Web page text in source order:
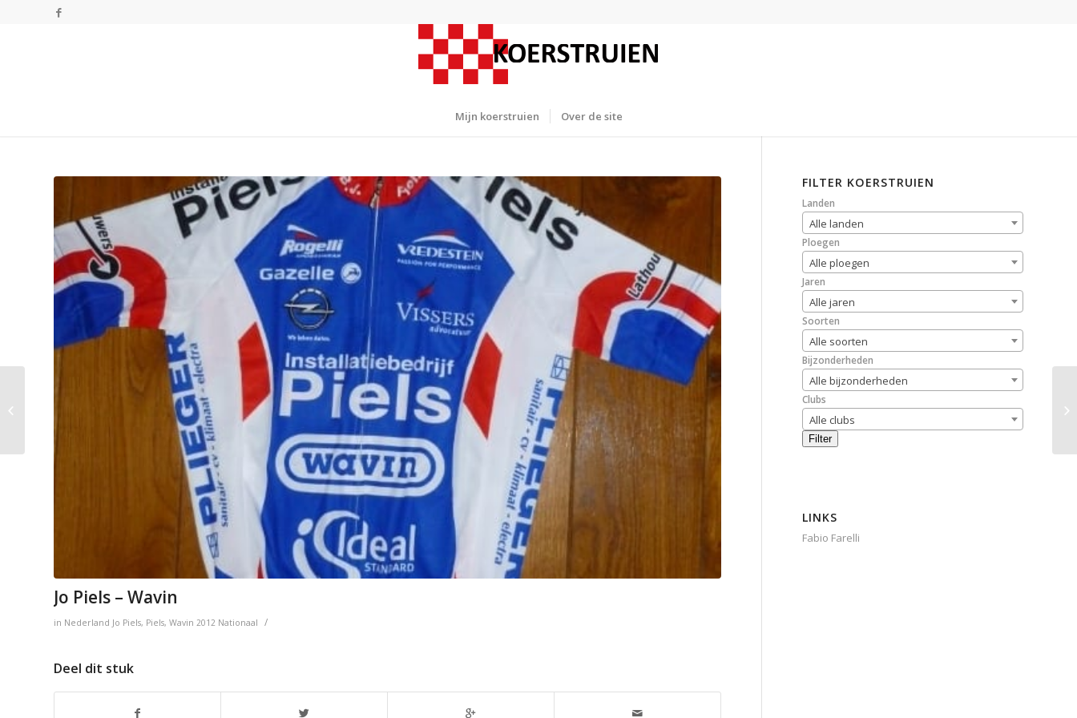
Mijn koerstruien Over de site
Jo Piels – Wavin
in Nederland Jo Piels, Piels, Wavin 2012 Nationaal /
Deel dit stuk
FILTER KOERSTRUIEN
Landen
Alle landen
Ploegen
Alle ploegen
Jaren
Alle jaren
Soorten
Alle soorten
Bijzonderheden
Alle bijzonderheden
Clubs
Alle clubs
Filter
LINKS
Fabio Farelli